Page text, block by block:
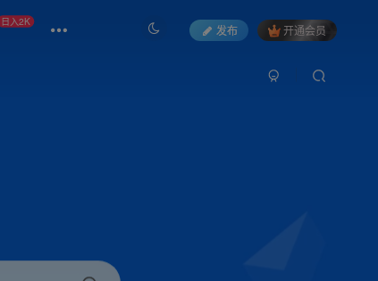
日入2K
发布 开通会员